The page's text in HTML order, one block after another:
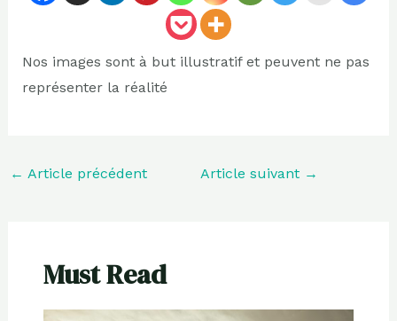
Nos images sont à but illustratif et peuvent ne pas
représenter la réalité
← Article précédent Article suivant →
Must Read